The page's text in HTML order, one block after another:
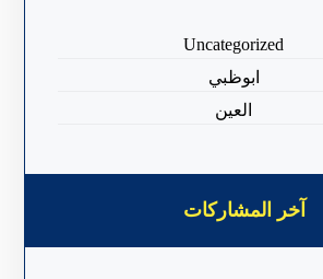
Uncategorized
ابوظبي
العين
آخر المشاركات